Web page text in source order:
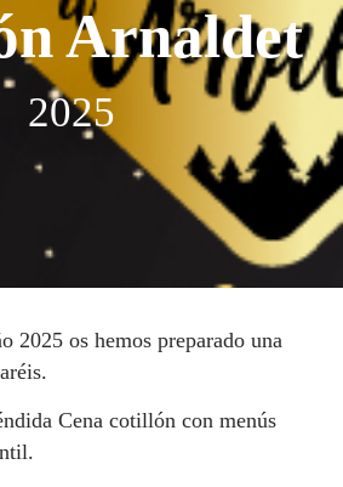
Arnaldet
2025
2025 os hemos preparado una
Cena cotillón con menús